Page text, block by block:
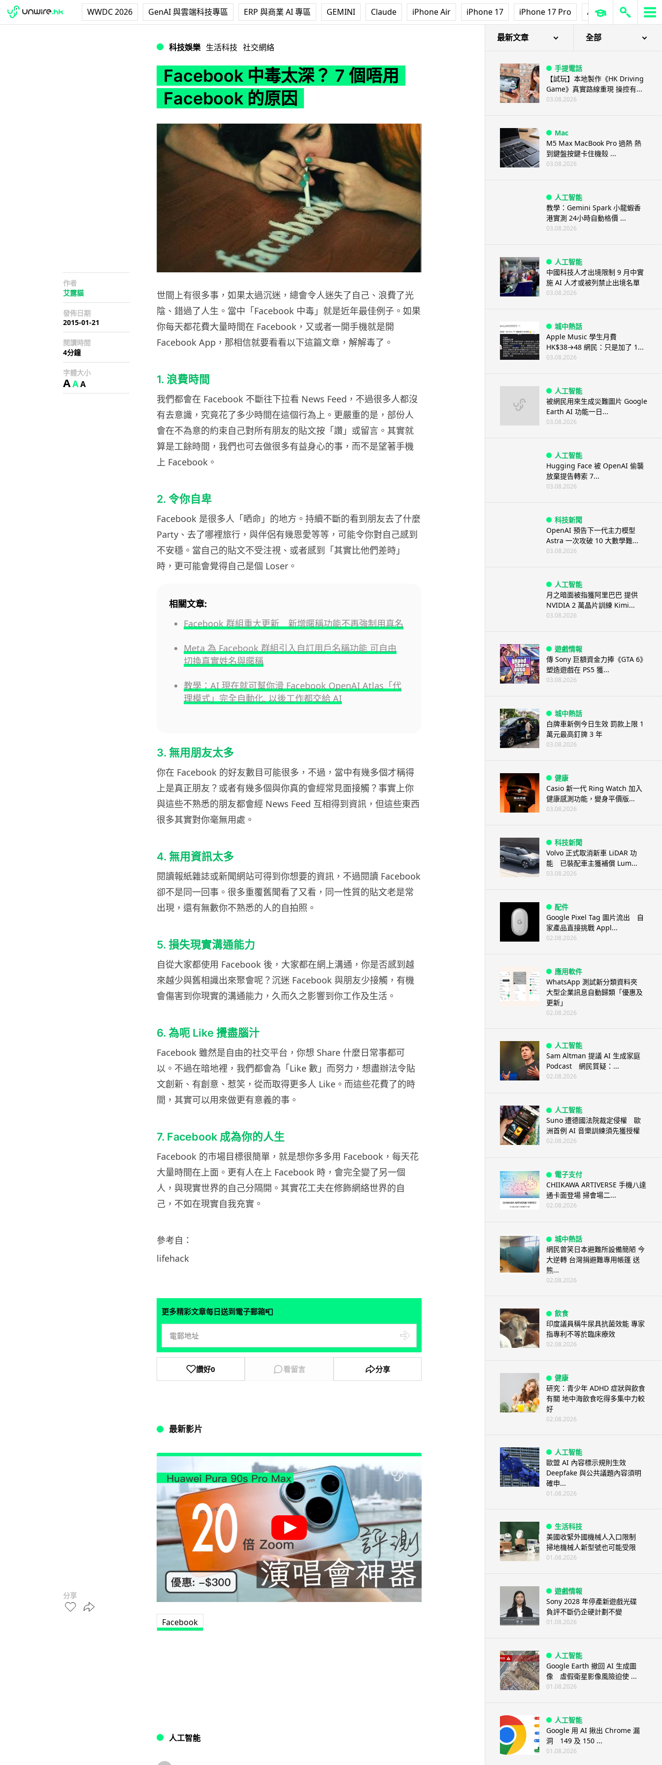
WWDC 2026 GenAI 與雲端科技專區 ERP 與商業 AI 專區 GEMINI Claude iPhone Air iPhone 17 iPhone 17 Pro AirPods Pro 3
科技娛樂 生活科技 社交網絡
Facebook 中毒太深？ 7 個唔用
Facebook 的原因
作者
艾露貓
發佈日期
2015-01-21
閱讀時間
4分鐘
字體大小
AAA
分享
世間上有很多事，如果太過沉迷，總會令人迷失了自己、浪費了光
陰、錯過了人生。當中「Facebook 中毒」就是近年最佳例子。如果
你每天都花費大量時間在 Facebook，又或者一開手機就是開
Facebook App，那相信就要看看以下這篇文章，解解毒了。
1. 浪費時間
我們都會在 Facebook 不斷往下拉看 News Feed，不過很多人都沒
有去意識，究竟花了多少時間在這個行為上。更嚴重的是，部份人
會在不為意的約束自己對所有朋友的貼文按「讚」或留言。其實就
算是工餘時間，我們也可去做很多有益身心的事，而不是望著手機
上 Facebook。
2. 令你自卑
Facebook 是很多人「晒命」的地方。持續不斷的看到朋友去了什麼
Party、去了哪裡旅行，與伴侶有幾恩愛等等，可能令你對自己感到
不安穩。當自己的貼文不受注視、或者感到「其實比他們差時」
時，更可能會覺得自己是個 Loser。
相關文章:
Facebook 群組重大更新 新增暱稱功能不再強制用真名
Meta 為 Facebook 群組引入自訂用戶名稱功能 可自由
切換真實姓名與暱稱
教學：AI 現在就可幫你滑 Facebook OpenAI Atlas「代
理模式」完全自動化, 以後工作都交給 AI
3. 無用朋友太多
你在 Facebook 的好友數目可能很多，不過，當中有幾多個才稱得
上是真正朋友？或者有幾多個與你真的會經常見面接觸？事實上你
與這些不熟悉的朋友都會經 News Feed 互相得到資訊，但這些東西
很多其實對你毫無用處。
4. 無用資訊太多
閱讀報紙雜誌或新聞網站可得到你想要的資訊，不過閱讀 Facebook
卻不是同一回事。很多重覆舊聞看了又看，同一性質的貼文老是常
出現，還有無數你不熟悉的人的自拍照。
5. 損失現實溝通能力
自從大家都使用 Facebook 後，大家都在網上溝通，你是否感到越
來越少與舊相識出來聚會呢？沉迷 Facebook 與朋友少接觸，有機
會傷害到你現實的溝通能力，久而久之影響到你工作及生活。
6. 為呃 Like 攪盡腦汁
Facebook 雖然是自由的社交平台，你想 Share 什麼日常事都可
以。不過在暗地裡，我們都會為「Like 數」而努力，想盡辦法令貼
文創新、有創意、惹笑，從而取得更多人 Like。而這些花費了的時
間，其實可以用來做更有意義的事。
7. Facebook 成為你的人生
Facebook 的市場目標很簡單，就是想你多多用 Facebook，每天花
大量時間在上面。更有人在上 Facebook 時，會完全變了另一個
人，與現實世界的自己分隔開。其實花工夫在修飾網絡世界的自
己，不如在現實自我充實。
參考自：
lifehack
更多精彩文章每日送到電子郵箱📮
讚好0 看留言 分享
最新影片
Facebook
人工智能
最新文章 全部
手提電話
【試玩】本地製作《HK Driving
Game》真實路線重現 操控有...
03.08.2026
Mac
M5 Max MacBook Pro 過熱 熱
到鍵盤按鍵卡住機殼 ...
03.08.2026
人工智能
教學：Gemini Spark 小龍蝦香
港實測 24小時自動格價 ...
03.08.2026
人工智能
中國科技人才出境限制 9 月中實
施 AI 人才或被列禁止出境名單
03.08.2026
城中熱話
Apple Music 學生月費
HK$38→48 網民：只是加了 1...
03.08.2026
人工智能
被網民用來生成災難圖片 Google
Earth AI 功能一日...
03.08.2026
人工智能
Hugging Face 被 OpenAI 偷襲
放棄提告轉索 7...
03.08.2026
科技新聞
OpenAI 預告下一代主力模型
Astra 一次攻破 10 大數學難...
03.08.2026
人工智能
月之暗面被指獲阿里巴巴 提供
NVIDIA 2 萬晶片訓練 Kimi...
03.08.2026
遊戲情報
傳 Sony 巨額資金力捧《GTA 6》
塑造遊戲在 PS5 獲...
03.08.2026
城中熱話
白牌車新例今日生效 罰款上限 1
萬元最高釘牌 3 年
03.08.2026
健康
Casio 新一代 Ring Watch 加入
健康感測功能，變身平價版...
03.08.2026
科技新聞
Volvo 正式取消新車 LiDAR 功
能 已裝配車主獲補償 Lum...
03.08.2026
配件
Google Pixel Tag 圖片流出 自
家產品直接挑戰 Appl...
02.08.2026
應用軟件
WhatsApp 測試新分類資料夾
大型企業訊息自動歸類「優惠及
更新」
02.08.2026
人工智能
Sam Altman 提議 AI 生成家庭
Podcast 網民質疑：...
02.08.2026
人工智能
Suno 遭德國法院裁定侵權 歐
洲首例 AI 音樂訓練須先獲授權
02.08.2026
電子支付
CHIIKAWA ARTIVERSE 手機八達
通卡面登場 掃會場二...
02.08.2026
城中熱話
網民曾笑日本避難所設備簡陋 今
大逆轉 台灣捐避難專用帳篷 送
熊...
02.08.2026
飲食
印度議員稱牛尿具抗菌效能 專家
指專利不等於臨床療效
02.08.2026
健康
研究：青少年 ADHD 症狀與飲食
有關 地中海飲食吃得多集中力較
好
02.08.2026
人工智能
歐盟 AI 內容標示規則生效
Deepfake 與公共議題內容須明
確申...
01.08.2026
生活科技
美國收緊外國機械人入口限制
掃地機械人新型號也可能受限
01.08.2026
遊戲情報
Sony 2028 年停產新遊戲光碟
負評不斷仍企硬計劃不變
01.08.2026
人工智能
Google Earth 撤回 AI 生成圖
像 虛假衛星影像風險迫使 ...
01.08.2026
人工智能
Google 用 AI 揪出 Chrome 漏
洞 149 及 150 ...
01.08.2026